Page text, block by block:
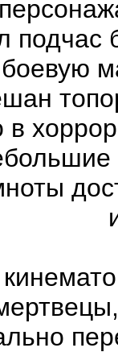
боевую
в